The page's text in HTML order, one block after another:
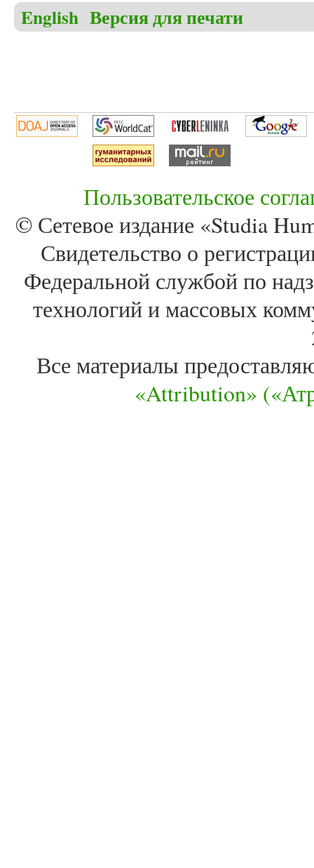
English Версия для печати
Пользовательское
© Сетевое издание «Studia
Свидетельство о
Федеральной службой по
технологий и массовых
Все материалы
«Attribution»